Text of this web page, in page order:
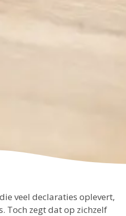
veel declaraties oplevert,
Toch zegt dat op zichzelf